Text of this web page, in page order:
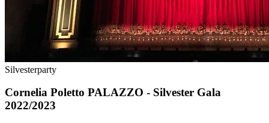
Silvesterparty
Cornelia Poletto PALAZZO - Silvester Gala
2022/2023